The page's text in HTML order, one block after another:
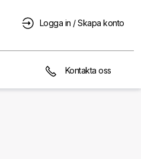
Logga in / Skapa konto
Kontakta oss